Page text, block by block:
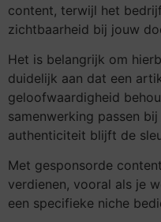
content, terwijl het
zichtbaarheid bij jouw
Het is belangrijk om
duidelijk aan dat een
geloofwaardigheid
samenwerking passen
authenticiteit blijft de
Met gesponsorde
verdienen, vooral als je
een specifieke niche